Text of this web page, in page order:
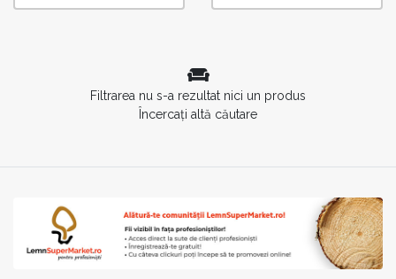
Filtrarea nu s-a rezultat nici un produs
Încercați altă căutare